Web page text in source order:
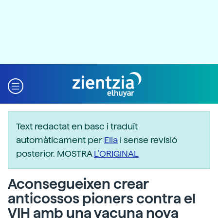
Text redactat en basc i traduït
automàticament perElia i sense revisió
posterior. MOSTRAL’ORIGINAL
Aconsegueixen crear
anticossos pioners contra el
VIH amb una vacuna nova